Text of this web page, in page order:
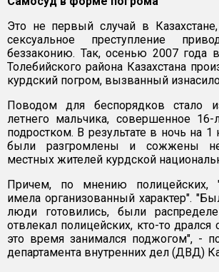
Это не первый случай в
сексуальное преступление
беззаконию. Так, осенью 2007 года
Толебийского района Казахстана
курдский погром, вызванный
Поводом для беспорядков стало
летнего мальчика, совершенное 16-
подростком. В результате в ночь на 1
были разгромлены и сожжены
местных жителей курдской
Причем, по мнению полицейских,
имела организованный характер".
люди готовились, были
отвлекал полицейских, кто-то дрался
это время занимался поджогом", -
департамента внутренних дел (ДВД)